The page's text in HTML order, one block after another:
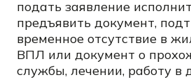
подать заявление
предъявить документ,
временное отсутствие в
ВПЛ или документ о
службы, лечении, работу в